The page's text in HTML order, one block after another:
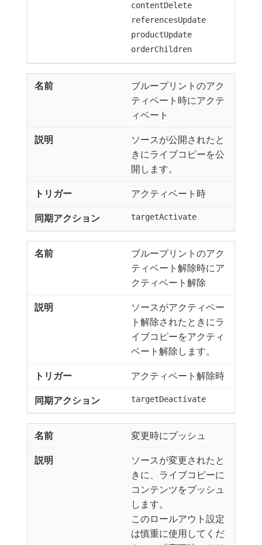
contentDelete
referencesUpdate
productUpdate
orderChildren
ブループリントのアク
ティベート時にアクテ
ィベート
ソースが公開されたと
きにライブコピーを公
開します。
アクティベート時
targetActivate
ブループリントのアク
ティベート解除時にア
クティベート解除
ソースがアクティベー
ト解除されたときにラ
イブコピーをアクティ
ベート解除します。
アクティベート解除時
targetDeactivate
変更時にプッシュ
ソースが変更されたと
きに、ライブコピーに
コンテンツをプッシュ
します。
このロールアウト設定
は慎重に使用してくだ